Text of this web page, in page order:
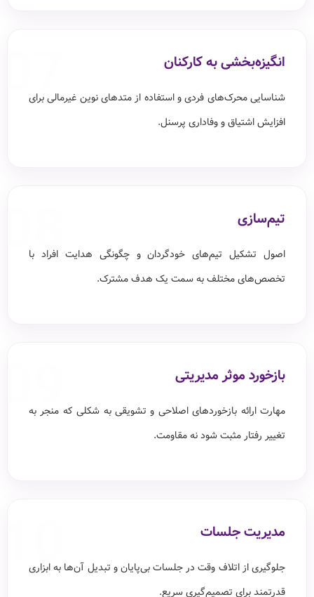
07 انگیزه‌بخشی به کارکنان
شناسایی محرک‌های فردی و استفاده از متدهای نوین غیرمالی برای
افزایش اشتیاق و وفاداری پرسنل.
08 تیم‌سازی
اصول تشکیل تیم‌های خودگردان و چگونگی هدایت افراد با
تخصص‌های مختلف به سمت یک هدف مشترک.
09 بازخورد موثر مدیریتی
مهارت ارائه بازخوردهای اصلاحی و تشویقی به شکلی که منجر به
تغییر رفتار مثبت شود نه مقاومت.
10 مدیریت جلسات
جلوگیری از اتلاف وقت در جلسات بی‌پایان و تبدیل آن‌ها به ابزاری
قدرتمند برای تصمیم‌گیری سریع.